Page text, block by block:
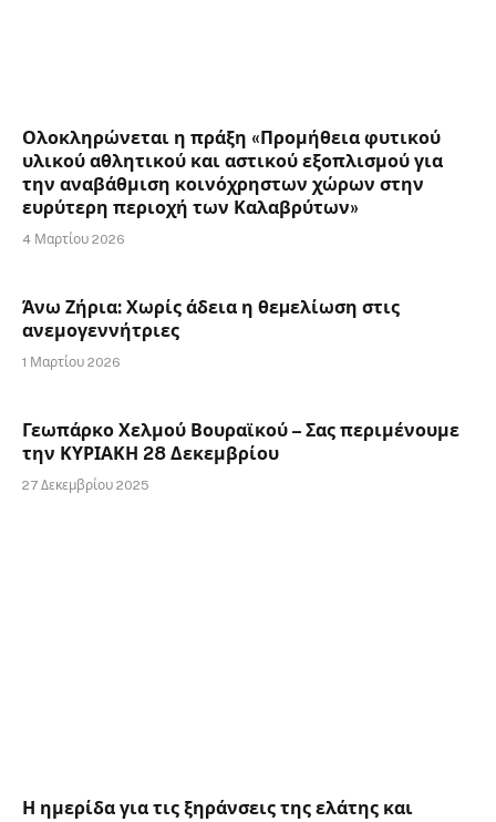
Ολοκληρώνεται η πράξη «Προμήθεια φυτικού
υλικού αθλητικού και αστικού εξοπλισμού για
την αναβάθμιση κοινόχρηστων χώρων στην
ευρύτερη περιοχή των Καλαβρύτων»
4 Μαρτίου 2026
Άνω Ζήρια: Χωρίς άδεια η θεµελίωση στις
ανεμογεννήτριες
1 Μαρτίου 2026
Γεωπάρκο Χελμού Βουραϊκού – Σας περιμένουμε
την ΚΥΡΙΑΚΗ 28 Δεκεμβρίου
27 Δεκεμβρίου 2025
Η ημερίδα για τις ξηράνσεις της ελάτης και